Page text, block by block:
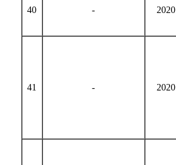
40 - 2020
41 - 2020